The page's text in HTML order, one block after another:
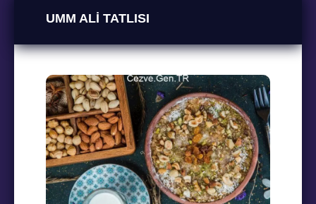
UMM ALI TATLISI